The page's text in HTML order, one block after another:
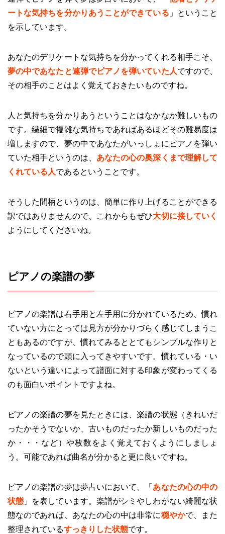
ートな気持ちを分かりあうことができている 」ということ
を示しています。
あなたのデリケートな気持ちを分かってくれる相手こそ、
夢の中であなたと連弾でピアノを弾いていた人ですので、
その相手のことはよく覚えておきたいものですね。
人と気持ちを分かりあうということはなかなか難しいもの
です。繊細で複雑な気持ちであればあるほどその難易度は
増しますので、夢の中であなたがいっしょにピアノを弾い
ていた相手というのは、 あなたの心の奥深くまで理解して
くれている人であるということです。
そうした間柄というのは、簡単に作り上げることができる
訳ではありませんので、これからもぜひ大切に接していく
ようにしてくださいね。
ピアノの楽譜の夢
ピアノの楽譜は右手用と左手用に分かれているため、慣れ
ていない方にとっては見方が分かりづらく感じてしまうこ
ともあるのですが、慣れてみるととてもシンプルな作りと
なっているので頭に入ってきやすいです。慣れている・い
ないという違いによって譜面に対する印象が変わってくる
のも面白いポイントですよね。
ピアノの楽譜の夢を見たときには、楽譜の状態（きれいだ
ったかそうでないか、古いものだったか新しいものだった
か・・・など）や枚数をよく覚えておくようにしましょ
う。可能であれば曲名が分かると更に良いですね。
ピアノの楽譜の夢は夢占いにおいて、「 あなたの心の中の
状態 」を表しています。楽譜がシミやしわがない綺麗な状
態なのであれば、あなたの心の中は非常に穏やかで、また
整理されているすっきりした状態です。